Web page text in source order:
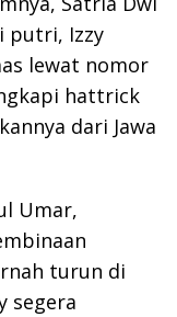
putri, Izzy
lewat nomor
hattrick
dari Jawa
Umar,
turun di
segera